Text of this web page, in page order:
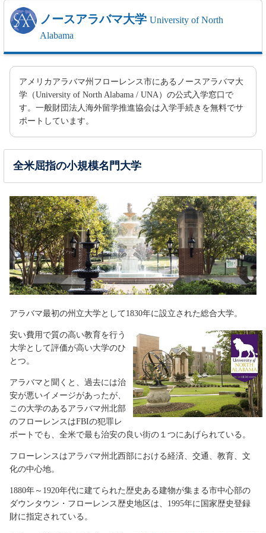
ノースアラバマ大学 University of North
Alabama
アメリカアラバマ州フローレンス市にあるノースアラバマ大
学（University of North Alabama / UNA）の公式入学窓口で
す。一般財団法人海外留学推進協会は入学手続きを無料でサ
ポートしています。
全米屈指の小規模名門大学
アラバマ最初の州立大学として1830年に設立された総合大学。
安い費用で質の高い教育を行う
大学として評価が高い大学のひ
とつ。
アラバマと聞くと、過去には治
安が悪いイメージがあったが、
この大学のあるアラバマ州北部
のフローレンスはFBIの犯罪レ
ポートでも、全米で最も治安の良い街の１つにあげられている。
フローレンスはアラバマ州北西部における経済、交通、教育、文
化の中心地。
1880年～1920年代に建てられた歴史ある建物が集まる市中心部の
ダウンタウン・フローレンス歴史地区は、1995年に国家歴史登録
財に指定されている。